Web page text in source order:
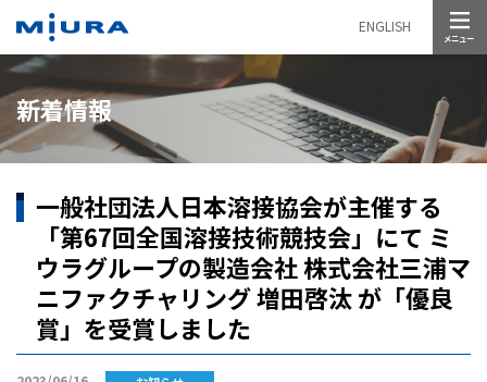
ENGLISH
新着情報
一般社団法人日本溶接協会が主催する
「第67回全国溶接技術競技会」にて ミ
ウラグループの製造会社 株式会社三浦マ
ニファクチャリング 増田啓汰 が「優良
賞」を受賞しました